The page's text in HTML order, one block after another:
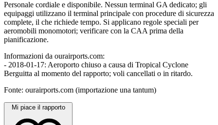
Personale cordiale e disponibile. Nessun terminal GA dedicato; gli
equipaggi utilizzano il terminal principale con procedure di sicurezza
complete, il che richiede tempo. Si applicano regole speciali per
aeromobili monomotori; verificare con la CAA prima della
pianificazione.
Informazioni da ourairports.com:
- 2018-01-17: Aeroporto chiuso a causa di Tropical Cyclone
Berguitta al momento del rapporto; voli cancellati o in ritardo.
Fonte: ourairports.com (importazione una tantum)
Mi piace il rapporto